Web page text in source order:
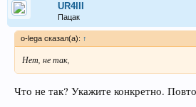
UR4III
Пацак
o-lega сказал(а): ↑
Нет, не так,
Что не так? Укажите конкретно.